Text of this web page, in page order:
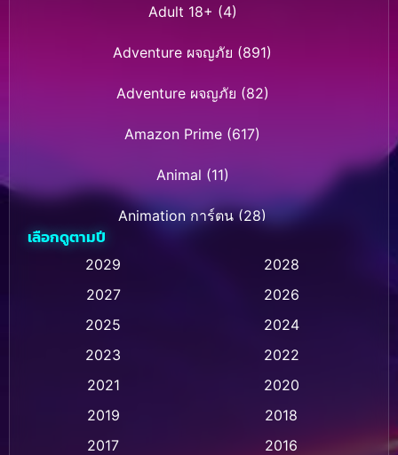
Adult 18+ (4)
Adventure ผจญภัย (891)
Adventure ผจญภัย (82)
Amazon Prime (617)
Animal (11)
Animation การ์ตูน(28)
Animation การ์ตูน (238)
Animation การ์ตูน (32)
Animation แอนิเมชัน (1)
Animation แอนิเมชั่น (1)
เลือกดูตามปี
2029
2028
2027
2026
2025
2024
2023
2022
2021
2020
2019
2018
2017
2016